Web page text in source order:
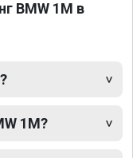
BMW 1M в
1M?